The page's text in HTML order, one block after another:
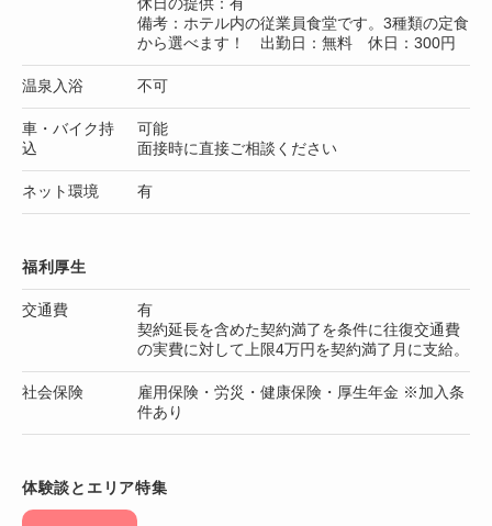
備考：ホテル内の従業員食堂です。3種類の定食
から選べます！ 出勤日：無料 休日：300円
温泉入浴 不可
車・バイク持
込
可能
面接時に直接ご相談ください
ネット環境 有
福利厚生
交通費
有
契約延長を含めた契約満了を条件に往復交通費
の実費に対して上限4万円を契約満了月に支給。
社会保険
雇用保険・労災・健康保険・厚生年金 ※加入条
件あり
体験談とエリア特集